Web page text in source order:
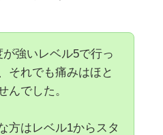
強いレベル5で行っ
それでも痛みはほと
んでした。
方はレベル1からスタ